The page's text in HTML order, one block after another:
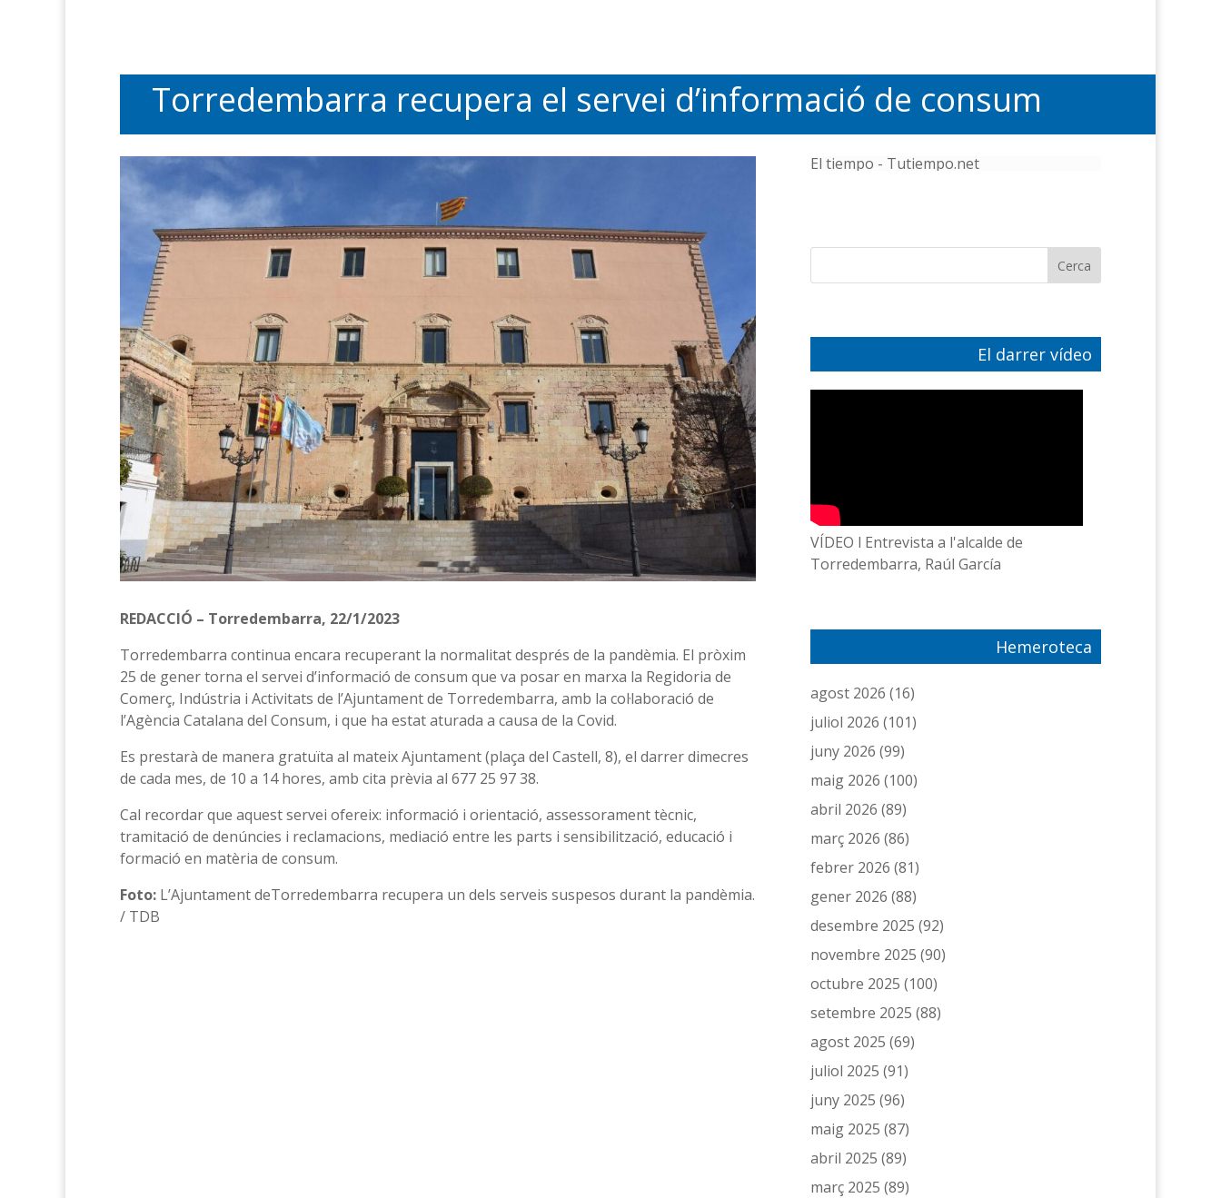
Torredembarra recupera el servei d’informació de consum
REDACCIÓ – Torredembarra, 22/1/2023
Torredembarra continua encara recuperant la normalitat després de la pandèmia. El pròxim
25 de gener torna el servei d’informació de consum que va posar en marxa la Regidoria de
Comerç, Indústria i Activitats de l’Ajuntament de Torredembarra, amb la col·laboració de
l’Agència Catalana del Consum, i que ha estat aturada a causa de la Covid.
Es prestarà de manera gratuïta al mateix Ajuntament (plaça del Castell, 8), el darrer dimecres
de cada mes, de 10 a 14 hores, amb cita prèvia al 677 25 97 38.
Cal recordar que aquest servei ofereix: informació i orientació, assessorament tècnic,
tramitació de denúncies i reclamacions, mediació entre les parts i sensibilització, educació i
formació en matèria de consum.
Foto: L’Ajuntament deTorredembarra recupera un dels serveis suspesos durant la pandèmia.
/ TDB
El tiempo - Tutiempo.net
El darrer vídeo
VÍDEO l Entrevista a l'alcalde de
Torredembarra, Raúl García
Hemeroteca
agost 2026 (16)
juliol 2026 (101)
juny 2026 (99)
maig 2026 (100)
abril 2026 (89)
març 2026 (86)
febrer 2026 (81)
gener 2026 (88)
desembre 2025 (92)
novembre 2025 (90)
octubre 2025 (100)
setembre 2025 (88)
agost 2025 (69)
juliol 2025 (91)
juny 2025 (96)
maig 2025 (87)
abril 2025 (89)
març 2025 (89)